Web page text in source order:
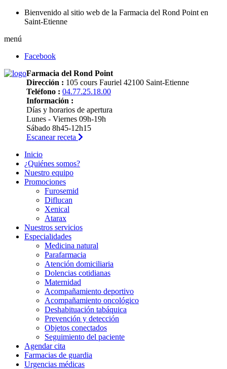
Bienvenido al sitio web de la Farmacia del Rond Point en
Saint-Etienne
menú
Facebook
Farmacia del Rond Point
Dirección : 105 cours Fauriel 42100 Saint-Etienne
Teléfono : 04.77.25.18.00
Información :
Días y horarios de apertura
Lunes - Viernes 09h-19h
Sábado 8h45-12h15
Escanear receta
Inicio
¿Quiénes somos?
Nuestro equipo
Promociones
Furosemid
Diflucan
Xenical
Atarax
Nuestros servicios
Especialidades
Medicina natural
Parafarmacia
Atención domiciliaria
Dolencias cotidianas
Maternidad
Acompañamiento deportivo
Acompañamiento oncológico
Deshabituación tabáquica
Prevención y detección
Objetos conectados
Seguimiento del paciente
Agendar cita
Farmacias de guardia
Urgencias médicas